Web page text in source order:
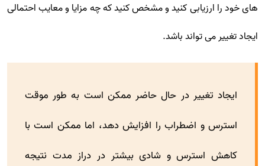
های خود را ارزیابی کنید و مشخص کنید که چه مزایا و معایب احتمالی
ایجاد تغییر می تواند باشد.
ایجاد تغییر در حال حاضر ممکن است به طور موقت
استرس و اضطراب را افزایش دهد، اما ممکن است با
کاهش استرس و شادی بیشتر در دراز مدت نتیجه